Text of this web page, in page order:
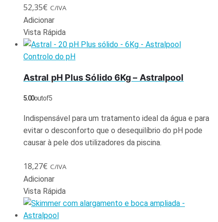
52,35€ C/IVA
Adicionar
Vista Rápida
Controlo do pH
Astral pH Plus Sólido 6Kg – Astralpool
5.00out of 5
Indispensável para um tratamento ideal da água e para
evitar o desconforto que o desequilíbrio do pH pode
causar à pele dos utilizadores da piscina.
18,27€ C/IVA
Adicionar
Vista Rápida